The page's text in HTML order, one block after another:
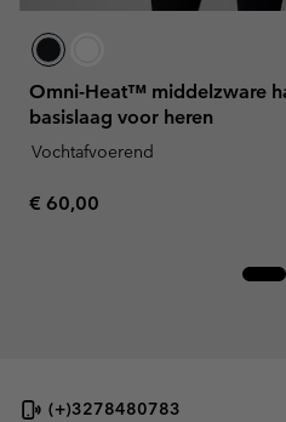
Omni-Heat™ middelzware
basislaag voor heren
Vochtafvoerend
Regular price:
€ 60,00
(+)3278480783